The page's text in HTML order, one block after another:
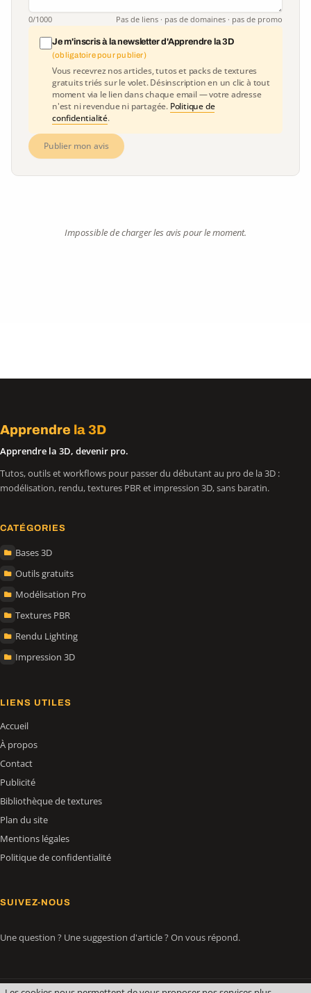
0/1000 Pas de liens · pas de domaines · pas de promo
Je m'inscris à la newsletter d'Apprendre la 3D
(obligatoire pour publier)
Vous recevrez nos articles, tutos et packs de textures
gratuits triés sur le volet. Désinscription en un clic à tout
moment via le lien dans chaque email — votre adresse
n'est ni revendue ni partagée. Politique de
confidentialité.
Publier mon avis
Impossible de charger les avis pour le moment.
Apprendre la 3D
Apprendre la 3D, devenir pro.
Tutos, outils et workflows pour passer du débutant au pro de la 3D :
modélisation, rendu, textures PBR et impression 3D, sans baratin.
CATÉGORIES
Bases 3D
Outils gratuits
Modélisation Pro
Textures PBR
Rendu Lighting
Impression 3D
LIENS UTILES
Accueil
À propos
Contact
Publicité
Bibliothèque de textures
Plan du site
Mentions légales
Politique de confidentialité
SUIVEZ-NOUS
Une question ? Une suggestion d'article ? On vous répond.